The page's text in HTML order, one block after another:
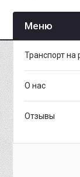
Транспорт на
О нас
Отзывы